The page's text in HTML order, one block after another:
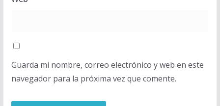
Guarda mi nombre, correo electrónico y web en este
navegador para la próxima vez que comente.